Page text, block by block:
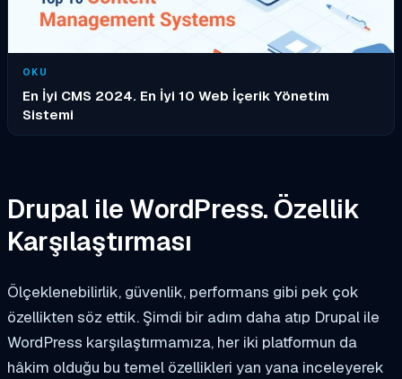
OKU
En İyi CMS 2024. En İyi 10 Web İçerik Yönetim
Sistemi
Drupal ile WordPress. Özellik
Karşılaştırması
Ölçeklenebilirlik, güvenlik, performans gibi pek çok
özellikten söz ettik. Şimdi bir adım daha atıp Drupal ile
WordPress karşılaştırmamıza, her iki platformun da
hâkim olduğu bu temel özellikleri yan yana inceleyerek